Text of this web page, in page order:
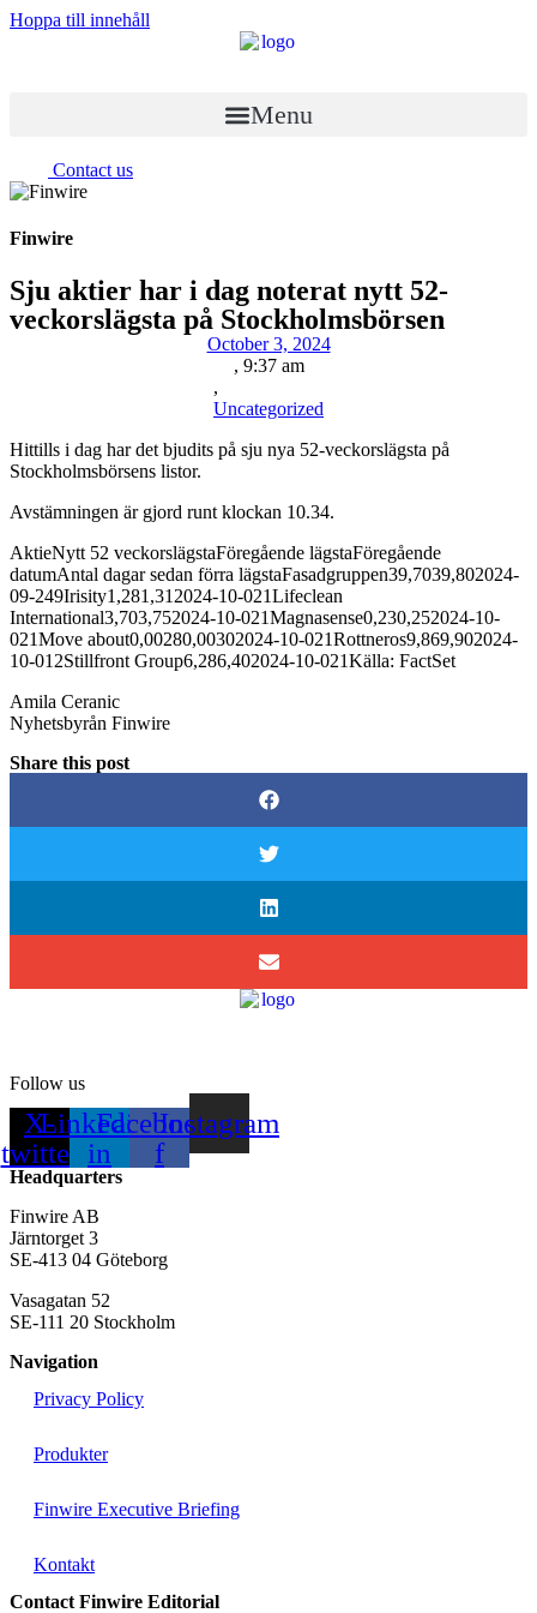
Hoppa till innehåll
Menu
Contact us
Finwire
Sju aktier har i dag noterat nytt 52-
veckorslägsta på Stockholmsbörsen
October 3, 2024
, 9:37 am
,
Uncategorized
Hittills i dag har det bjudits på sju nya 52-veckorslägsta på
Stockholmsbörsens listor.
Avstämningen är gjord runt klockan 10.34.
AktieNytt 52 veckorslägstaFöregående lägstaFöregående
datumAntal dagar sedan förra lägstaFasadgruppen39,7039,802024-
09-249Irisity1,281,312024-10-021Lifeclean
International3,703,752024-10-021Magnasense0,230,252024-10-
021Move about0,00280,00302024-10-021Rottneros9,869,902024-
10-012Stillfront Group6,286,402024-10-021Källa: FactSet
Amila Ceranic
Nyhetsbyrån Finwire
Share this post
Follow us
X-
twitter
Linkedin-
in
Facebook-
f
Instagram
Headquarters
Finwire AB
Järntorget 3
SE-413 04 Göteborg
Vasagatan 52
SE-111 20 Stockholm
Navigation
Privacy Policy
Produkter
Finwire Executive Briefing
Kontakt
Contact Finwire Editorial